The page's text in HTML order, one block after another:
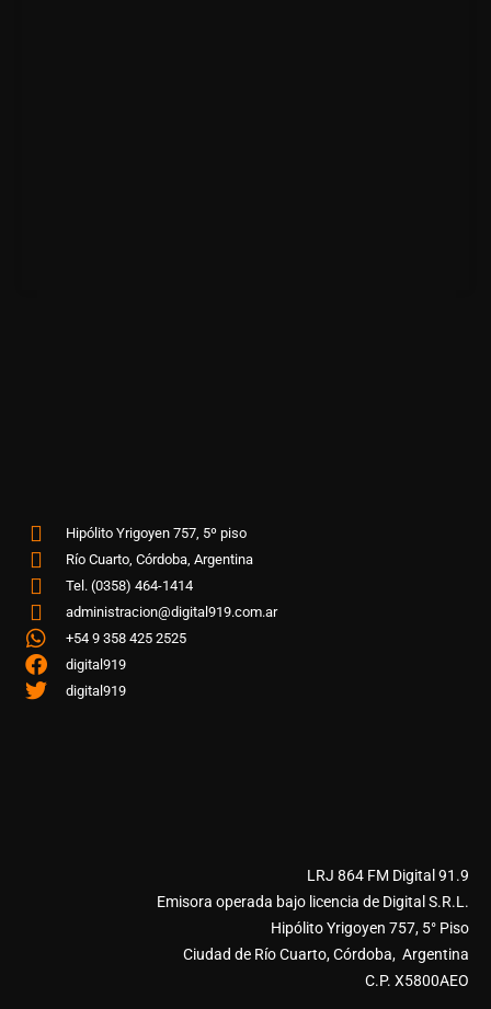
Hipólito Yrigoyen 757, 5º piso
Río Cuarto, Córdoba, Argentina
Tel. (0358) 464-1414
administracion@digital919.com.ar
+54 9 358 425 2525
digital919
digital919
LRJ 864 FM Digital 91.9
Emisora operada bajo licencia de Digital S.R.L.
Hipólito Yrigoyen 757, 5° Piso
Ciudad de Río Cuarto, Córdoba, Argentina
C.P. X5800AEO